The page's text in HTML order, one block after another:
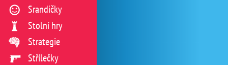
Srandičky
Stolní hry
Strategie
Střílečky